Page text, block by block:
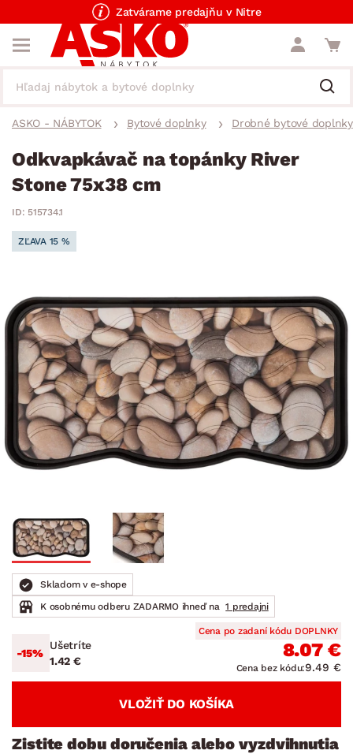
Zatvárame predajňu v Nitre
ASKO - NÁBYTOK Bytové doplnky Drobné bytové doplnky
Odkvapkávač na topánky River
Stone 75x38 cm
ID: 515734.1
ZĽAVA 15 %
Skladom v e-shope
K osobnému odberu ZADARMO ihneď na 1 predajni
-15%
Ušetríte
1.42 €
Cena po zadaní kódu DOPLNKY
8.07 €
Cena bez kódu:9.49 €
VLOŽIŤ DO KOŠÍKA
Zistite dobu doručenia alebo vyzdvihnutia